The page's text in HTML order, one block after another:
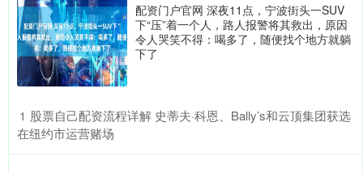
配资门户官网 深夜11点，宁波街头一SUV
下“压”着一个人，路人报警将其救出，原因
令人哭笑不得：喝多了，随便找个地方就躺
下了
1 ​股票自己配资流程详解 史蒂夫·科恩、Bally’s和云顶集团获选
在纽约市运营赌场